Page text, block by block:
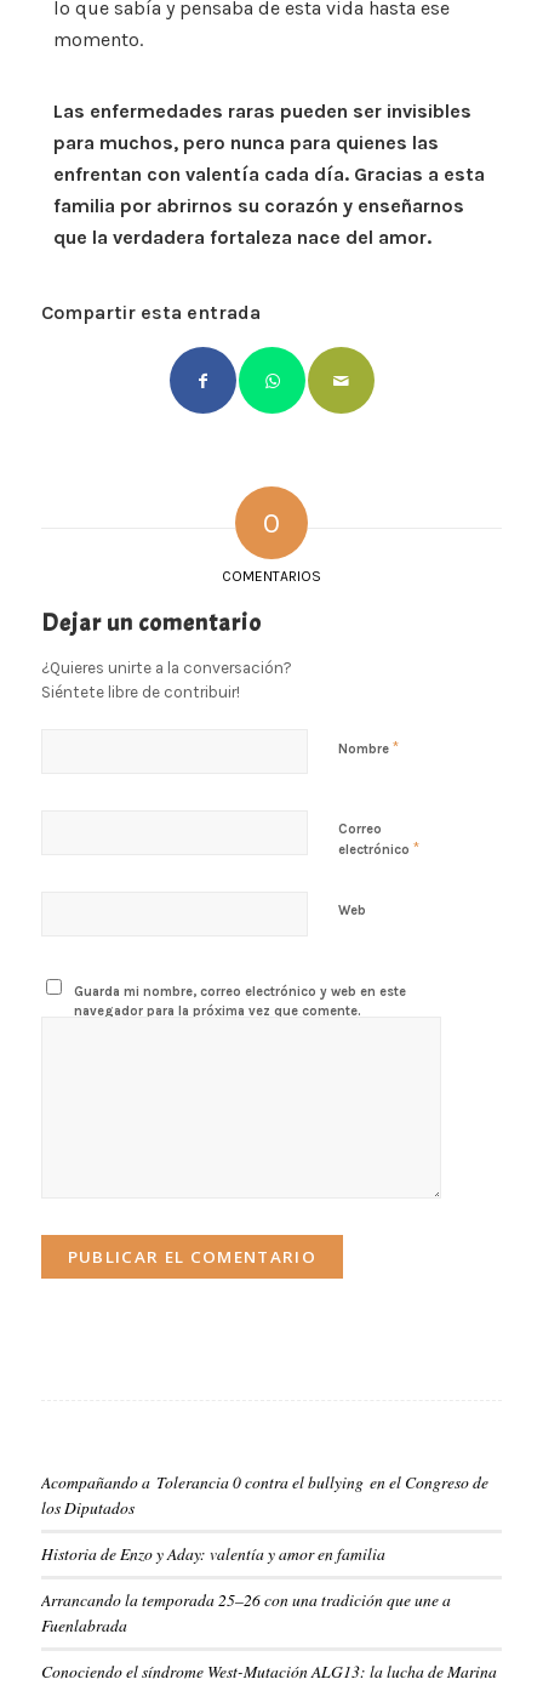
lo que sabía y pensaba de esta vida hasta ese
momento.
Las enfermedades raras pueden ser invisibles
para muchos, pero nunca para quienes las
enfrentan con valentía cada día. Gracias a esta
familia por abrirnos su corazón y enseñarnos
que la verdadera fortaleza nace del amor.
Compartir esta entrada
0
COMENTARIOS
Dejar un comentario
¿Quieres unirte a la conversación?
Siéntete libre de contribuir!
Nombre *
Correo
electrónico *
Web
Guarda mi nombre, correo electrónico y web en este
navegador para la próxima vez que comente.
Acompañando a Tolerancia 0 contra el bullying en el Congreso de
los Diputados
Historia de Enzo y Aday: valentía y amor en familia
Arrancando la temporada 25–26 con una tradición que une a
Fuenlabrada
Conociendo el síndrome West-Mutación ALG13: la lucha de Marina